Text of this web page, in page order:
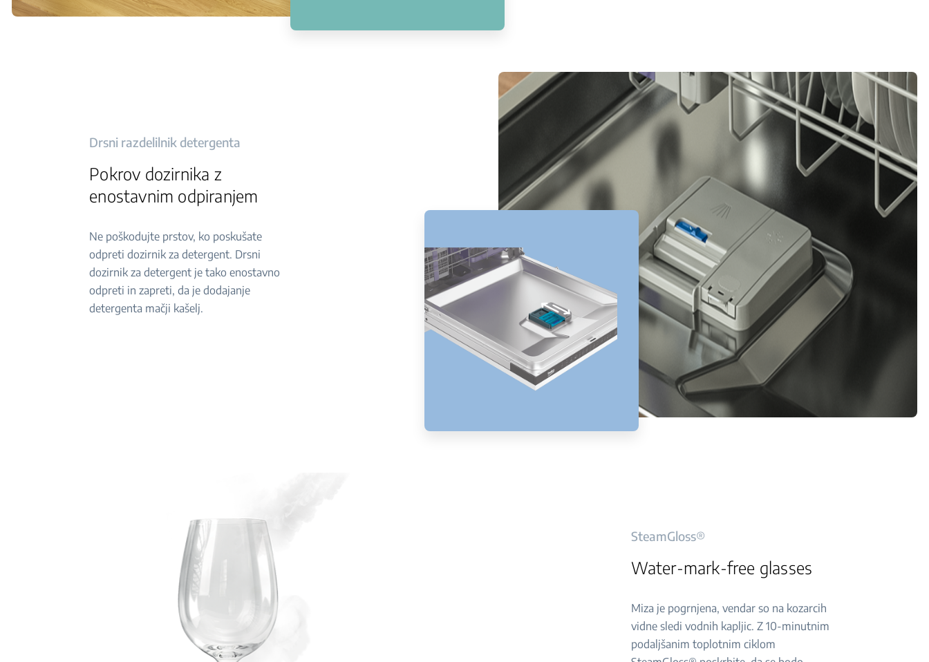
Drsni razdelilnik detergenta
Pokrov dozirnika z
enostavnim odpiranjem
Ne poškodujte prstov, ko poskušate
odpreti dozirnik za detergent. Drsni
dozirnik za detergent je tako enostavno
odpreti in zapreti, da je dodajanje
detergenta mačji kašelj.
SteamGloss®
Water-mark-free glasses
Miza je pogrnjena, vendar so na kozarcih
vidne sledi vodnih kapljic. Z 10-minutnim
podaljšanim toplotnim ciklom